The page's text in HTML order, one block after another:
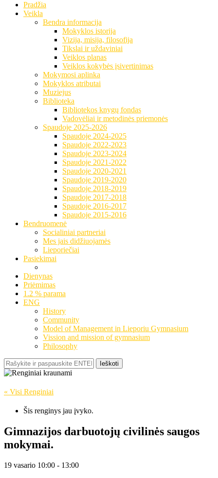
Pradžia
Veikla
Bendra informacija
Mokyklos istorija
Vizija, misija, filosofija
Tikslai ir uždaviniai
Veiklos planas
Veiklos kokybės įsivertinimas
Mokymosi aplinka
Mokyklos atributai
Muziejus
Biblioteka
Bibliotekos knygų fondas
Vadovėliai ir metodinės priemonės
Spaudoje 2025-2026
Spaudoje 2024-2025
Spaudoje 2022-2023
Spaudoje 2023-2024
Spaudoje 2021-2022
Spaudoje 2020-2021
Spaudoje 2019-2020
Spaudoje 2018-2019
Spaudoje 2017-2018
Spaudoje 2016-2017
Spaudoje 2015-2016
Bendruomenė
Socialiniai partneriai
Mes jais didžiuojamės
Lieporiečiai
Pasiekimai
Dienynas
Priėmimas
1.2 % parama
ENG
History
Community
Model of Management in Lieporiu Gymnasium
Vission and mission of gymnasium
Philosophy
Ieškoti
« Visi Renginiai
Šis renginys jau įvyko.
Gimnazijos darbuotojų civilinės saugos
mokymai.
19 vasario 10:00 - 13:00